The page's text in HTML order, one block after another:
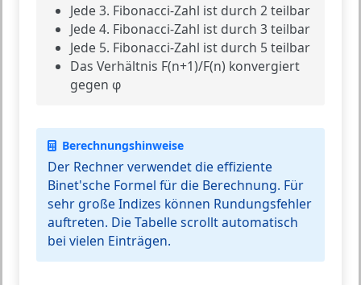
Jede 3. Fibonacci-Zahl ist durch 2 teilbar
Jede 4. Fibonacci-Zahl ist durch 3 teilbar
Jede 5. Fibonacci-Zahl ist durch 5 teilbar
Das Verhältnis F(n+1)/F(n) konvergiert
gegen φ
Berechnungshinweise
Der Rechner verwendet die effiziente
Binet'sche Formel für die Berechnung. Für
sehr große Indizes können Rundungsfehler
auftreten. Die Tabelle scrollt automatisch
bei vielen Einträgen.